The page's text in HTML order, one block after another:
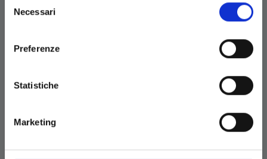
delNecessari
Preferenze
Statistiche
Marketing
- 06134 Bosco (Perugia)
info@starcomics.com
, per informazioni sugli acquisti
Info acquisti